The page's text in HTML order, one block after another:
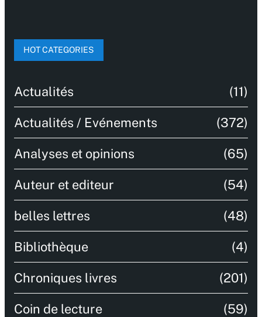
HOT CATEGORIES
Actualités (11)
Actualités / Evénements (372)
Analyses et opinions (65)
Auteur et editeur (54)
belles lettres (48)
Bibliothèque (4)
Chroniques livres (201)
Coin de lecture (59)